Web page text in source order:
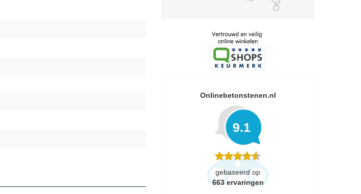
Onlinebetonstenen.nl
9.1
gebaseerd op
663 ervaringen